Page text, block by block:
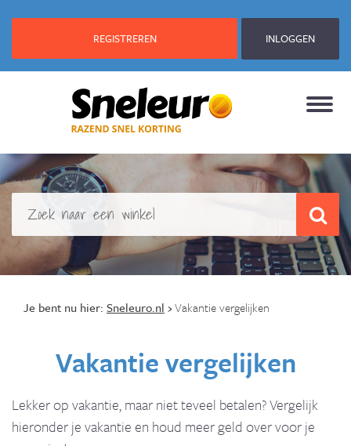
REGISTREREN INLOGGEN
Je bent nu hier: Sneleuro.nl ›Vakantie vergelijken
Vakantie vergelijken
Lekker op vakantie, maar niet teveel betalen? Vergelijk
hieronder je vakantie en houd meer geld over voor je